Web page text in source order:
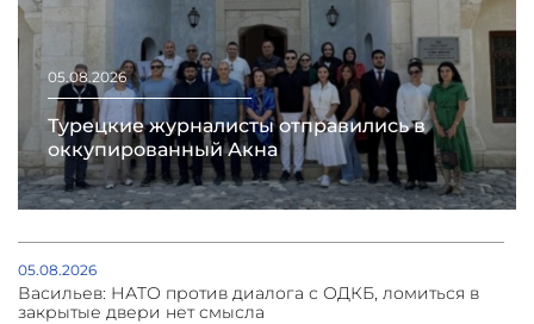
05.08.2026
Турецкие журналисты отправились в
оккупированный Акна
05.08.2026
Васильев: НАТО против диалога с ОДКБ, ломиться в
закрытые двери нет смысла